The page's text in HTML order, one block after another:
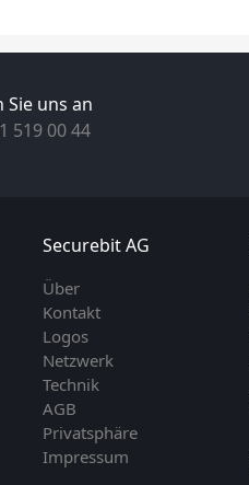
Sie uns an
519 00 44
Securebit AG
Über
Kontakt
Logos
Netzwerk
Technik
AGB
Privatsphäre
Impressum